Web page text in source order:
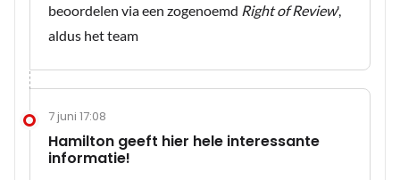
beoordelen via een zogenoemd Right of Review',
aldus het team
7 juni 17:08
Hamilton geeft hier hele interessante
informatie!